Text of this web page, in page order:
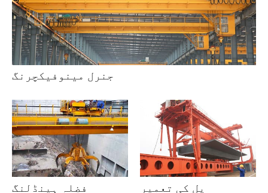
جنرل مینوفیکچرنگ
فضلہ ہینڈلنگ پل کی تعمیر